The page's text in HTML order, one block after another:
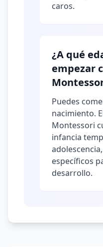
caros.
¿A qué
empezar
Puedes
nacimiento.
Montessori
infancia
específicos
desarrollo.